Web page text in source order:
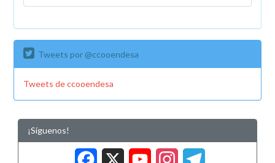
Tweets por @ccooendesa
Tweets de ccooendesa
¡Síguenos!
Facebook
X